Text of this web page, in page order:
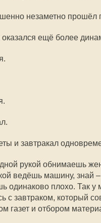
незаметно прошёл
оказался ещё более
и завтракал
рукой обнимаешь
ведёшь машину, знай
одинаково плохо. Так у
с завтраком, который
газет и отбором